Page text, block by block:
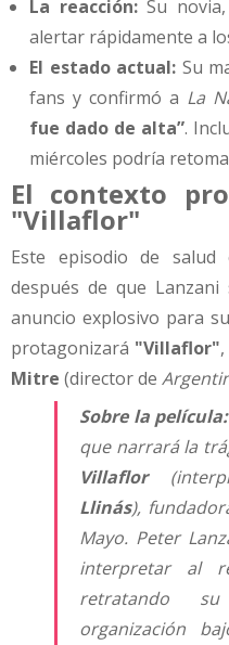
La reacción:Su novia,
alertar rápidamente a
El estado actual: Su
fans y confirmó a La
fue dado de alta”.
miércoles podría
El contexto
"Villaflor"
Este episodio de salud
después de que
anuncio explosivo para
protagonizará "Villaflor"
Mitre (director de
Sobre la película:
que narrará la
Villaflor
Llinás),
Mayo. Peter
interpretar al
retratando
organización